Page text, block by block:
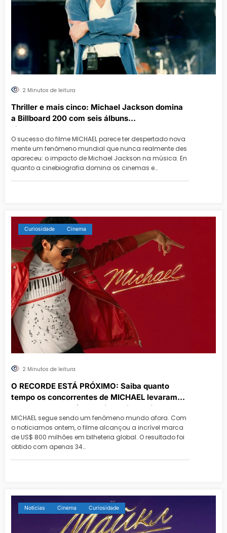
2 Minutos de leitura
Thriller e mais cinco: Michael Jackson domina
a Billboard 200 com seis álbuns
simultaneamente
O sucesso do filme MICHAEL parece ter despertado nova
mente um fenômeno mundial que nunca realmente des
apareceu: o impacto de Michael Jackson na música. En
quanto a cinebiografia domina os cinemas e…
Curiosidade Cinema
2 Minutos de leitura
O RECORDE ESTÁ PRÓXIMO: Saiba quanto
tempo os concorrentes de MICHAEL levaram
para chegar a US$ 800mi em bilheteria
MICHAEL segue sendo um fenômeno mundo afora. Com
o noticiamos ontem, o filme alcançou a incrível marca
de US$ 800 milhões em bilheteria global. O resultado foi
obtido com apenas 34…
Notícias Cinema Curiosidade